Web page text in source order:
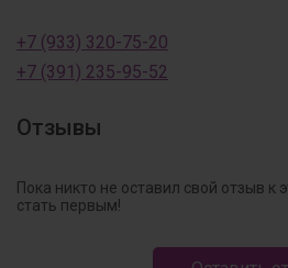
+7 (933) 320-75-20
+7 (391) 235-95-52
Отзывы
Пока никто не оставил свой отзыв к
стать первым!